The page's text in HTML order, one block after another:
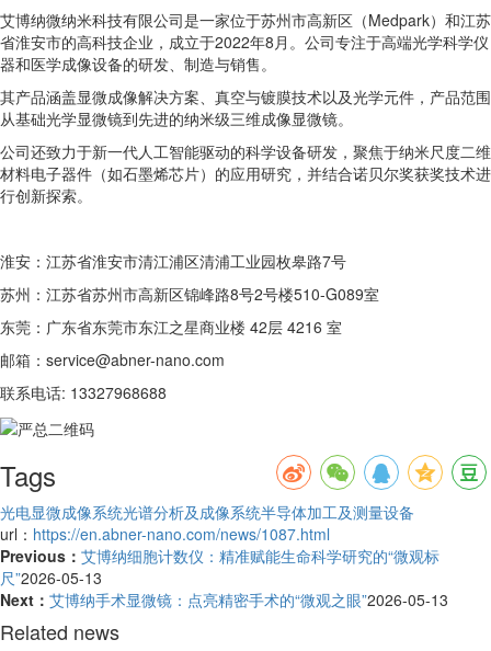
艾博纳微纳米科技有限公司是一家位于苏州市高新区（Medpark）和江苏
省淮安市的高科技企业，成立于2022年8月。公司专注于高端光学科学仪
器和医学成像设备的研发、制造与销售。
其产品涵盖显微成像解决方案、真空与镀膜技术以及光学元件，产品范围
从基础光学显微镜到先进的纳米级三维成像显微镜。
公司还致力于新一代人工智能驱动的科学设备研发，聚焦于纳米尺度二维
材料电子器件（如石墨烯芯片）的应用研究，并结合诺贝尔奖获奖技术进
行创新探索。
淮安：江苏省淮安市清江浦区清浦工业园枚皋路7号
苏州：江苏省苏州市高新区锦峰路8号2号楼510-G089室
东莞：广东省东莞市东江之星商业楼 42层 4216 室
邮箱：service@abner-nano.com
联系电话: 13327968688
Tags
光电显微成像系统光谱分析及成像系统半导体加工及测量设备
url： https://en.abner-nano.com/news/1087.html
Previous： 艾博纳细胞计数仪：精准赋能生命科学研究的“微观标
尺”2026-05-13
Next： 艾博纳手术显微镜：点亮精密手术的“微观之眼”2026-05-13
Related news